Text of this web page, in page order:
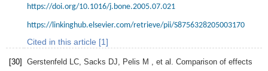
https://doi.org/10.1016/j.bone.2005.07.021
https://linkinghub.elsevier.com/retrieve/pii/S8756328205003170
Cited in this article [1]
[30] Gerstenfeld LC Sacks DJ Pelis M , et al. Comparison of effects